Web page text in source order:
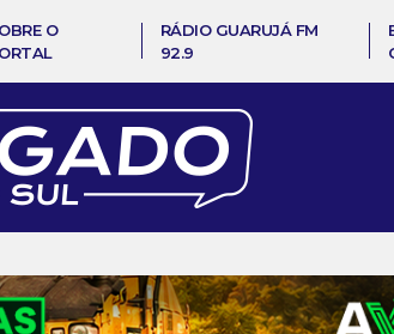
O
RÁDIO GUARUJÁ FM
92.9